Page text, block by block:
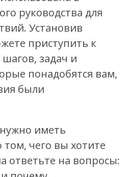
руководства для
Установив
приступить к
задач и
понадобятся вам,
были
иметь
чего вы хотите
ответьте на вопросы: